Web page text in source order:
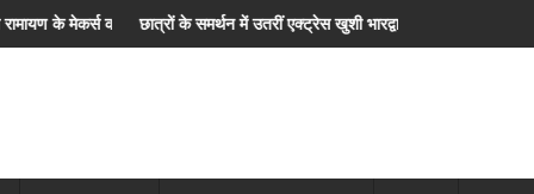
के समर्थन में उतरीं एक्ट्रेस खुशी भारद्वाज, इंस्टाग्राम पोस्ट में बोलीं— "स्टूडेंट्स पहले, हमेशा"
जियोस्टार